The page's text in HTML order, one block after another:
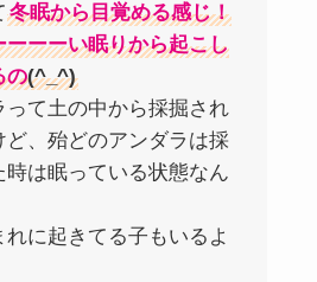
冬眠から目覚める感じ！
ーーーい眠りから起こし
の(^_^)
って土の中から採掘され
ど、殆どのアンダラは採
時は眠っている状態なん
れに起きてる子もいるよ